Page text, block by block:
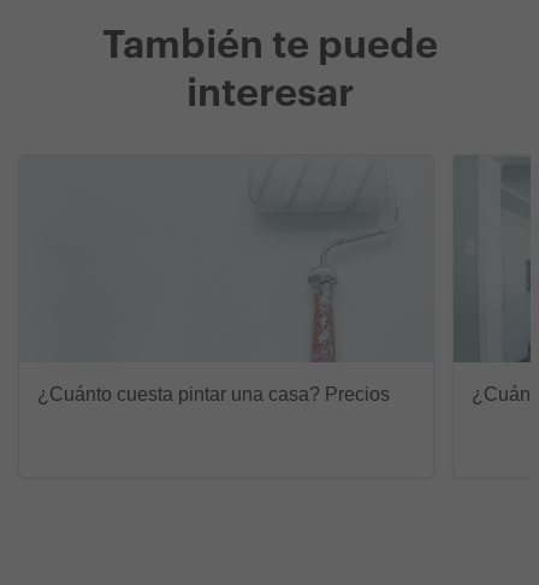
También te puede
interesar
¿Cuánto cuesta pintar una casa? Precios